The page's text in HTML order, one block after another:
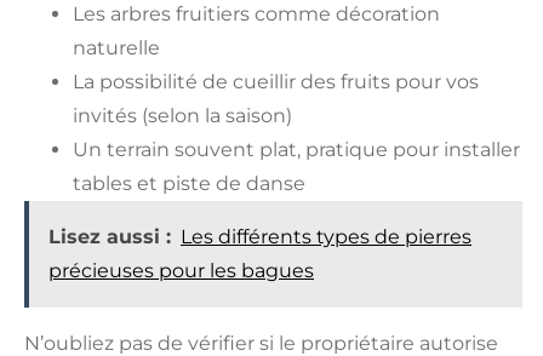
Les arbres fruitiers comme décoration
naturelle
La possibilité de cueillir des fruits pour vos
invités (selon la saison)
Un terrain souvent plat, pratique pour installer
tables et piste de danse
Lisez aussi : Les différents types de pierres
précieuses pour les bagues
N’oubliez pas de vérifier si le propriétaire autorise